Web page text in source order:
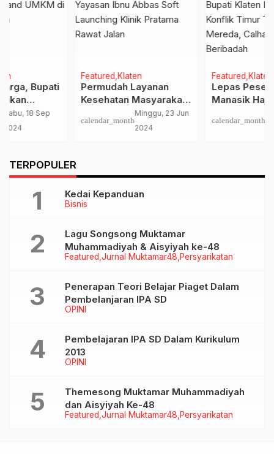
Permudah Layanan
Kesehatan Masyarakat,
Yayasan Ibnu Abbas
Soft Launching Klinik
calendar_month
Lepas Peserta Simulasi
Manasik Haji KBIHU
Arafah, Bupati Klaten
Berharap Konflik Timur
calendar_month
…
TERPOPULER
Bisnis
Kedai Kepanduan
Featured Jurnal Muktamar48 Persyarikatan
Lagu Songsong Muktamar
Muhammadiyah & Aisyiyah ke-48
OPINI
Penerapan Teori Belajar Piaget Dalam
Pembelanjaran IPA SD
OPINI
Pembelajaran IPA SD Dalam Kurikulum
2013
Featured Jurnal Muktamar48 Persyarikatan
Themesong Muktamar Muhammadiyah
dan Aisyiyah Ke-48